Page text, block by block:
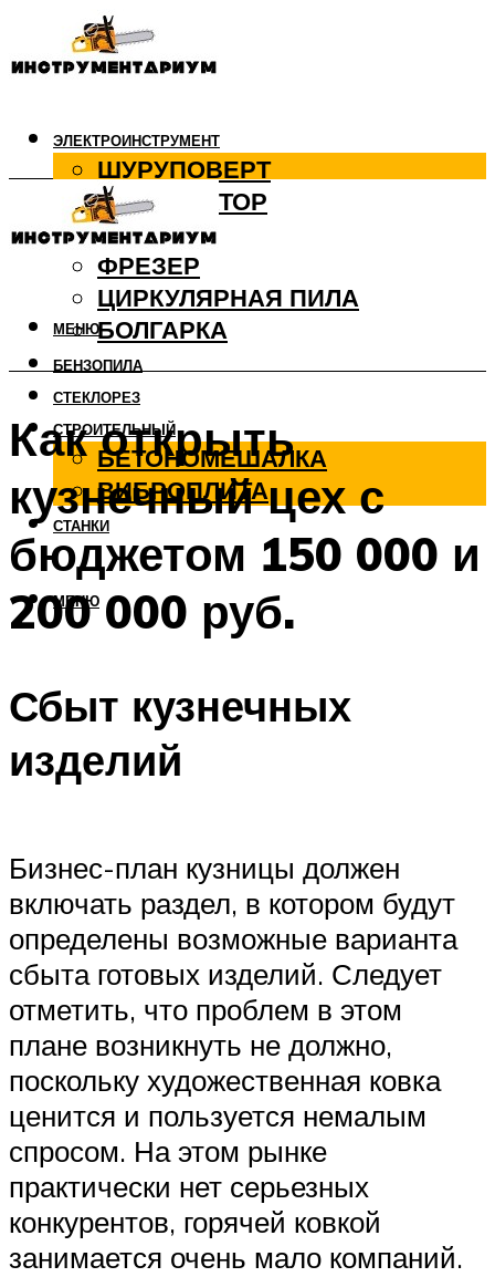
ЭЛЕКТРОИНСТРУМЕНТ
ШУРУПОВЕРТ
ПЕРФОРАТОР
ДРЕЛЬ
ФРЕЗЕР
ЦИРКУЛЯРНАЯ ПИЛА
БОЛГАРКА
БЕНЗОПИЛА
СТЕКЛОРЕЗ
СТРОИТЕЛЬНЫЙ
БЕТОНОМЕШАЛКА
ВИБРОПЛИТА
СТАНКИ
МЕНЮ
МЕНЮ
Как открыть
кузнечный цех с
бюджетом 150 000 и
200 000 руб.
Сбыт кузнечных
изделий
Бизнес-план кузницы должен
включать раздел, в котором будут
определены возможные варианта
сбыта готовых изделий. Следует
отметить, что проблем в этом
плане возникнуть не должно,
поскольку художественная ковка
ценится и пользуется немалым
спросом. На этом рынке
практически нет серьезных
конкурентов, горячей ковкой
занимается очень мало компаний.